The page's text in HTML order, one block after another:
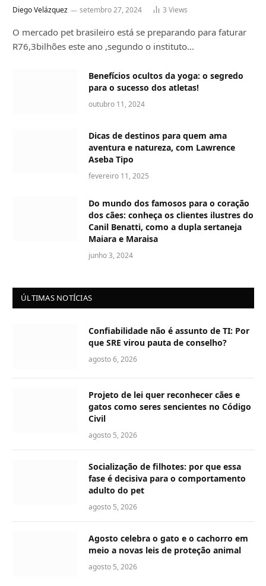
Diego Velázquez setembro 27, 2024 3 Views
O mercado pet brasileiro está se preparando para faturar
R76,3bilhões este ano ,segundo o instituto…
Benefícios ocultos da yoga: o segredo
para o sucesso dos atletas!
outubro 11, 2024
Dicas de destinos para quem ama
aventura e natureza, com Lawrence
Aseba Tipo
fevereiro 11, 2025
Do mundo dos famosos para o coração
dos cães: conheça os clientes ilustres do
Canil Benatti, como a dupla sertaneja
Maiara e Maraisa
junho 3, 2024
ÚLTIMAS NOTÍCIAS
Confiabilidade não é assunto de TI: Por
que SRE virou pauta de conselho?
agosto 6, 2026
Projeto de lei quer reconhecer cães e
gatos como seres sencientes no Código
Civil
agosto 5, 2026
Socialização de filhotes: por que essa
fase é decisiva para o comportamento
adulto do pet
agosto 5, 2026
Agosto celebra o gato e o cachorro em
meio a novas leis de proteção animal
agosto 5, 2026